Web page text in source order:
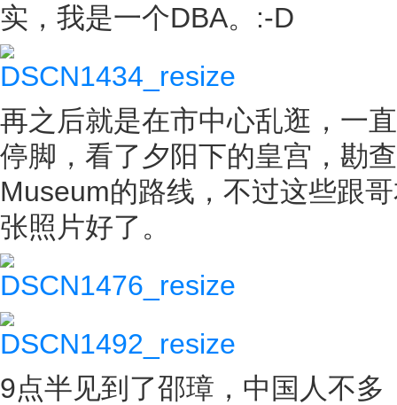
实，我是一个DBA。:-D
再之后就是在市中心乱逛，一
停脚，看了夕阳下的皇宫，勘
Museum的路线，不过这些跟
张照片好了。
9点半见到了邵璋，中国人不